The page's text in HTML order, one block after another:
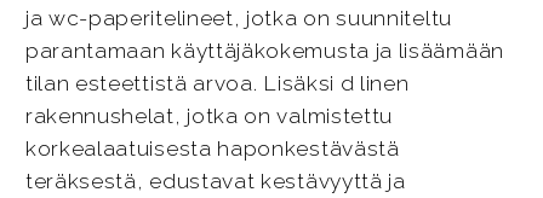
ja wc-paperitelineet, jotka on suunniteltu
parantamaan käyttäjäkokemusta ja lisäämään
tilan esteettistä arvoa. Lisäksi d linen
rakennushelat, jotka on valmistettu
korkealaatuisesta haponkestävästä
teräksestä, edustavat kestävyyttä ja